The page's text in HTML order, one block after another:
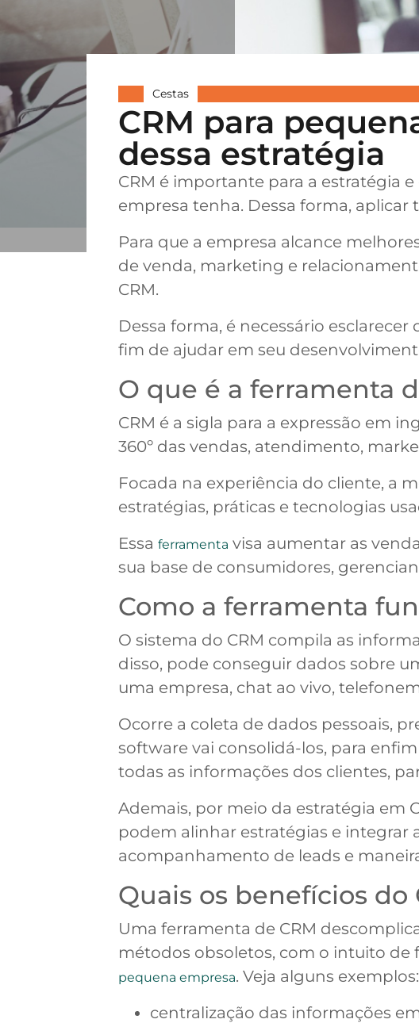
Cestas
CRM para
dessa estratégia
CRM é importante para a estratégia
empresa tenha. Dessa forma,
Para que a empresa alcance
de venda, marketing e
CRM.
Dessa forma, é necessário
fim de ajudar em seu
O que é a ferramenta
CRM é a sigla para a expressão em
360º das vendas, atendimento,
Focada na experiência do cliente, a
estratégias, práticas e tecnologias
Essaferramenta visa aumentar as
sua base de consumidores,
Como a ferramenta
O sistema do CRM compila as
disso, pode conseguir dados sobre
uma empresa, chat ao vivo,
Ocorre a coleta de dados pessoais,
software vai consolidá-los, para
todas as informações dos clientes,
Ademais, por meio da estratégia em
podem alinhar estratégias e integrar
acompanhamento de leads e
Quais os benefícios do
Uma ferramenta de CRM
métodos obsoletos, com o intuito de
pequena empresa. Veja alguns exemplos:
centralização das informações